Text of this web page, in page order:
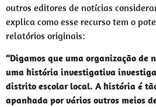
outros editores de notícias
explica como esse recurso tem o
relatórios originais:
“Digamos que uma organização de
uma história investigativa
distrito escolar local. A história é
apanhada por vários outros meios